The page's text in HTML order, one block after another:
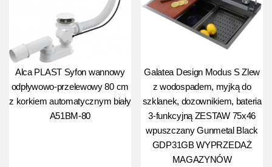
Alca PLAST Syfon wannowy
odpływowo-przelewowy 80 cm
z korkiem automatycznym biały
A51BM-80
Galatea Design Modus S Zlew
z wodospadem, myjką do
szklanek, dozownikiem, bateria
3-funkcyjną ZESTAW 75x46
wpuszczany Gunmetal Black
GDP31GB WYPRZEDAŻ
MAGAZYNÓW